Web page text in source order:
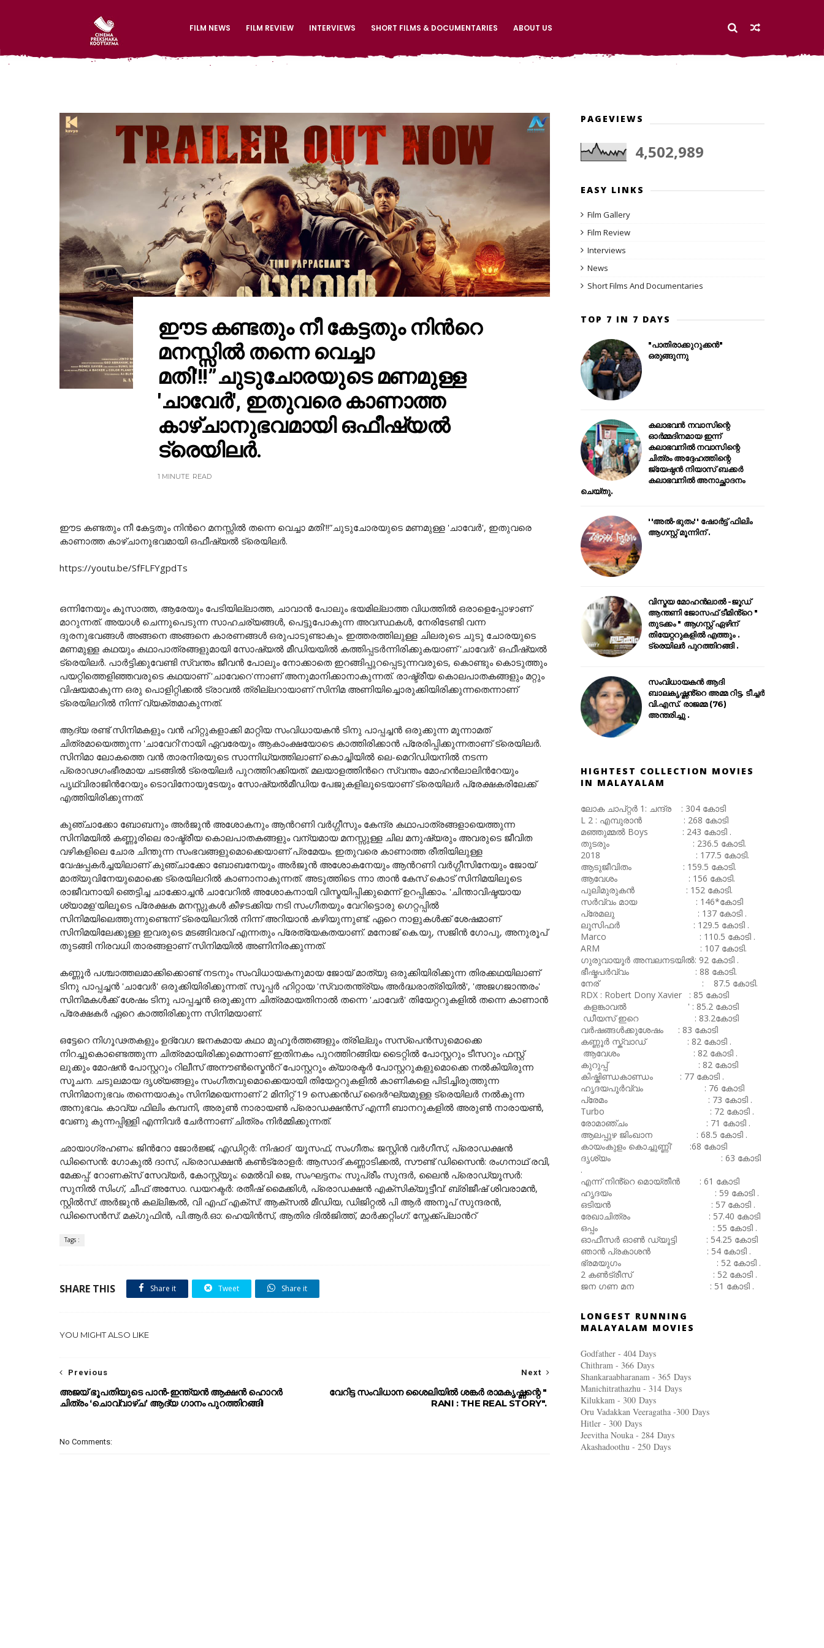
FILM NEWS FILM REVIEW INTERVIEWS SHORT FILMS & DOCUMENTARIES ABOUT US
ഈട കണ്ടതും നീ കേട്ടതും നിന്‍റെ
മനസ്സിൽ തന്നെ വെച്ചാ
മതി'!!”ചുടുചോരയുടെ മണമുള്ള
'ചാവേർ', ഇതുവരെ കാണാത്ത
കാഴ്ചാനുഭവമായി ഒഫീഷ്യൽ
ട്രെയിലർ.
1 MINUTE READ
ഈട കണ്ടതും നീ കേട്ടതും നിന്‍റെ മനസ്സിൽ തന്നെ വെച്ചാ മതി'!!”ചുടുചോരയുടെ മണമുള്ള 'ചാവേർ', ഇതുവരെ
കാണാത്ത കാഴ്ചാനുഭവമായി ഒഫീഷ്യൽ ട്രെയിലർ.
https://youtu.be/SfFLFYgpdTs
ഒന്നിനേയും കൂസാത്ത, ആരേയും പേടിയില്ലാത്ത, ചാവാൻ പോലും ഭയമില്ലാത്ത വിധത്തിൽ ഒരാളെപ്പോഴാണ്
മാറുന്നത്. അയാൾ ചെന്നുപെടുന്ന സാഹചര്യങ്ങള്‍, പെട്ടുപോകുന്ന അവസ്ഥകള്‍, നേരിടേണ്ടി വന്ന
ദുരനുഭവങ്ങള്‍ അങ്ങനെ അങ്ങനെ കാരണങ്ങള്‍ ഒരുപാടുണ്ടാകും. ഇത്തരത്തിലുള്ള ചിലരുടെ ചുടു ചോരയുടെ
മണമുള്ള കഥയും കഥാപാത്രങ്ങളുമായി സോഷ്യൽ മീഡിയയിൽ കത്തിപ്പടർന്നിരിക്കുകയാണ് 'ചാവേർ' ഒഫീഷ്യൽ
ട്രെയിലർ. പാർട്ടിക്കുവേണ്ടി സ്വന്തം ജീവൻ പോലും നോക്കാതെ ഇറങ്ങിപ്പുറപ്പെടുന്നവരുടെ, കൊണ്ടും കൊടുത്തും
പയറ്റിത്തെളിഞ്ഞവരുടെ കഥയാണ് 'ചാവേറെ'ന്നാണ് അനുമാനിക്കാനാകുന്നത്. രാഷ്ട്രീയ കൊലപാതകങ്ങളും മറ്റും
വിഷയമാകുന്ന ഒരു പൊളിറ്റിക്കൽ ട്രാവൽ ത്രില്ലറായാണ് സിനിമ അണിയിച്ചൊരുക്കിയിരിക്കുന്നതെന്നാണ്
ട്രെയിലറിൽ നിന്ന് വ്യക്തമാകുന്നത്.
ആദ്യ രണ്ട് സിനിമകളും വൻ ഹിറ്റുകളാക്കി മാറ്റിയ സംവിധായകൻ ടിനു പാപ്പച്ചൻ ഒരുക്കുന്ന മൂന്നാമത്
ചിത്രമായെത്തുന്ന 'ചാവേറി'നായി ഏവരേയും ആകാംക്ഷയോടെ കാത്തിരിക്കാൻ പ്രേരിപ്പിക്കുന്നതാണ് ട്രെയിലർ.
സിനിമാ ലോകത്തെ വൻ താരനിരയുടെ സാന്നിധ്യത്തിലാണ് കൊച്ചിയിൽ ലെ-മെറിഡിയനിൽ നടന്ന
പ്രൊഢഗംഭീരമായ ചടങ്ങിൽ ട്രെയിലർ പുറത്തിറക്കിയത്. മലയാളത്തിന്‍റെ സ്വന്തം മോഹൻലാലിന്‍റേയും
പൃഥ്വിരാജിന്‍റേയും ടൊവിനോയുടേയും സോഷ്യൽമീഡിയ പേജുകളിലൂടെയാണ് ട്രെയിലർ പ്രേക്ഷകരിലേക്ക്
എത്തിയിരിക്കുന്നത്.
കുഞ്ചാക്കോ ബോബനും അർജുൻ അശോകനും ആന്‍റണി വ‍ർഗ്ഗീസും കേന്ദ്ര കഥാപാത്രങ്ങളായെത്തുന്ന
സിനിമയിൽ കണ്ണൂരിലെ രാഷ്ട്രീയ കൊലപാതകങ്ങളും വന്യമായ മനസ്സുള്ള ചില മനുഷ്യരും അവരുടെ ജീവിത
വഴികളിലെ ചോര ചിന്തുന്ന സംഭവങ്ങളുമൊക്കെയാണ് പ്രമേയം. ഇതുവരെ കാണാത്ത രീതിയിലുള്ള
വേഷപ്പകർച്ചയിലാണ് കുഞ്ചാക്കോ ബോബനേയും അർജുൻ അശോകനേയും ആന്‍റണി വർഗ്ഗീസിനേയും ജോയ്
മാത്യുവിനേയുമൊക്കെ ട്രെയിലറിൽ കാണാനാകുന്നത്. അടുത്തിടെ ന്നാ താൻ കേസ് കൊട് സിനിമയിലൂടെ
രാജീവനായി ഞെട്ടിച്ച ചാക്കോച്ചൻ ചാവേറിൽ അശോകനായി വിസ്മയിപ്പിക്കുമെന്ന് ഉറപ്പിക്കാം. 'ചിന്താവിഷ്ടയായ
ശ്യാമള'യിലൂടെ പ്രേക്ഷക മനസ്സുകള്‍ കീഴടക്കിയ നടി സംഗീതയും വേറിട്ടൊരു ഗെറ്റപ്പിൽ
സിനിമയിലെത്തുന്നുണ്ടെന്ന് ട്രെയിലറിൽ നിന്ന് അറിയാൻ കഴിയുന്നുണ്ട്. ഏറെ നാളുകള്‍ക്ക് ശേഷമാണ്
സിനിമയിലേക്കുള്ള ഇവരുടെ മടങ്ങിവരവ് എന്നതും പ്രേത്യേകതയാണ്. മനോജ് കെ.യു, സജിൻ ഗോപു, അനുരൂപ്
തുടങ്ങി നിരവധി താരങ്ങളാണ് സിനിമയിൽ അണിനിരക്കുന്നത്.
കണ്ണൂര്‍ പശ്ചാത്തലമാക്കിക്കൊണ്ട് നടനും സംവിധായകനുമായ ജോയ് മാത്യു ഒരുക്കിയിരിക്കുന്ന തിരക്കഥയിലാണ്
ടിനു പാപ്പച്ചൻ 'ചാവേർ' ഒരുക്കിയിരിക്കുന്നത്. സൂപ്പർ ഹിറ്റായ 'സ്വാതന്ത്ര്യം അര്‍ദ്ധരാത്രിയിൽ', 'അജഗജാന്തരം'
സിനിമകൾക്ക് ശേഷം ടിനു പാപ്പച്ചൻ ഒരുക്കുന്ന ചിത്രമായതിനാൽ തന്നെ 'ചാവേർ' തിയേറ്ററുകളിൽ തന്നെ കാണാൻ
പ്രേക്ഷകർ ഏറെ കാത്തിരിക്കുന്ന സിനിമയാണ്.
ഒട്ടേറെ നിഗൂഢതകളും ഉദ്വേഗ ജനകമായ കഥാ മുഹൂർത്തങ്ങളും ത്രില്ലും സസ്പെൻസുമൊക്കെ
നിറച്ചുകൊണ്ടെത്തുന്ന ചിത്രമായിരിക്കുമെന്നാണ് ഇതിനകം പുറത്തിറങ്ങിയ ടൈറ്റിൽ പോസ്റ്ററും ടീസറും ഫസ്റ്റ്‍
ലുക്കും മോഷൻ പോസ്റ്ററും റിലീസ് അനൗൺസ്മെന്‍റ് പോസ്റ്ററും ക്യാരക്ടര്‍ പോസ്റ്ററുകളുമൊക്കെ നൽകിയിരുന്ന
സൂചന. ചടുലമായ ദൃശ്യങ്ങളും സംഗീതവുമൊക്കെയായി തിയേറ്ററുകളിൽ കാണികളെ പിടിച്ചിരുത്തുന്ന
സിനിമാനുഭവം തന്നെയാകും സിനിമയെന്നാണ് 2 മിനിറ്റ് 19 സെക്കൻഡ് ദൈർഘ്യമുള്ള ട്രെയിലർ നൽകുന്ന
അനുഭവം. കാവ്യ ഫിലിം കമ്പനി, അരുൺ നാരായൺ പ്രൊഡക്ഷൻസ് എന്നീ ബാനറുകളിൽ അരുൺ നാരായൺ,
വേണു കുന്നപ്പിള്ളി എന്നിവർ ചേർന്നാണ് ചിത്രം നിർമ്മിക്കുന്നത്.
ഛായാഗ്രഹണം: ജിന്‍റോ ജോർജ്ജ്, എഡിറ്റർ: നിഷാദ് യൂസഫ്, സംഗീതം: ജസ്റ്റിൻ വർഗീസ്, പ്രൊഡക്ഷൻ
ഡിസൈൻ: ഗോകുൽ ദാസ്, പ്രൊഡക്ഷൻ കൺട്രോളർ: ആസാദ് കണ്ണാടിക്കൽ, സൗണ്ട് ഡിസൈൻ: രംഗനാഥ് രവി,
മേക്കപ്പ്: റോണക്സ് സേവ്യർ, കോസ്റ്റ്യൂം: മെൽവി ജെ, സംഘട്ടനം: സുപ്രീം സുന്ദർ, ലൈൻ പ്രൊഡ്യൂസർ:
സുനിൽ സിംഗ്, ചീഫ് അസോ. ഡയറക്ടർ: രതീഷ് മൈക്കിൾ, പ്രൊഡക്ഷൻ എക്സിക്യുട്ടീവ്: ബ്രിജീഷ്‌ ശിവരാമൻ,
സ്റ്റിൽസ്: അർജുൻ കല്ലിങ്കൽ, വി എഫ് എക്സ്: ആക്സൽ മീഡിയ, ഡിജിറ്റൽ പി ആർ അനൂപ് സുന്ദരൻ,
ഡിസൈൻസ്‌: മക്ഗുഫിൻ, പി.ആർ.ഓ: ഹെയിൻസ്, ആതിര ദിൽജിത്ത്, മാർക്കറ്റിംഗ്: സ്നേക്ക്പ്ലാന്‍റ്
Tags :
SHARE THIS Share it Tweet Share it
YOU MIGHT ALSO LIKE
Next
വേറിട്ട സംവിധാന ശൈലിയിൽ ശങ്കർ രാമകൃഷ്ണന്റെ "
RANI : THE REAL STORY".
Previous
അജയ് ഭൂപതിയുടെ പാൻ-ഇന്ത്യൻ ആക്ഷൻ ഹൊറർ
ചിത്രം ‘ചൊവ്വാഴ്ച’ ആദ്യ ഗാനം പുറത്തിറങ്ങി!
No Comments:
PAGEVIEWS
4,502,989
EASY LINKS
Film Gallery
Film Review
Interviews
News
Short Films And Documentaries
TOP 7 IN 7 DAYS
"പാതിരാക്കുറുക്കൻ"
ഒരുങ്ങുന്നു
കലാഭവൻ നവാസിന്റെ
ഓർമ്മദിനമായ ഇന്ന്
കലാഭവനിൽ നവാസിന്റെ
ചിത്രം അദ്ദേഹത്തിന്റെ
ജ്യേഷ്ഠൻ നിയാസ് ബക്കർ
കലാഭവനിൽ അനാച്ഛാദനം
ചെയ്തു.
''അൽ-ഭുതം'' ഷോർട്ട് ഫിലിം
ആഗസ്റ്റ് മൂന്നിന് .
വിസ്മയ മോഹൻലാൽ -ജൂഡ്
ആന്തണി ജോസഫ് ടീമിൻ്റെ "
തുടക്കം " ആഗസ്റ്റ് ഏഴിന്
തിയേറ്ററുകളിൽ എത്തും .
ട്രെയിലർ പുറത്തിറങ്ങി .
സംവിധായകൻ ആദി
ബാലകൃഷ്ണൻ്റെ അമ്മ റിട്ട. ടീച്ചർ
വി.എസ്. രാജമ്മ (76)
അന്തരിച്ചു .
HIGHTEST COLLECTION MOVIES
IN MALAYALAM
ലോക ചാപ്റ്റർ 1: ചന്ദ്ര : 304 കോടി
L 2 : എമ്പുരാൻ : 268 കോടി
മഞ്ഞുമ്മൽ Boys : 243 കോടി .
തുടരും : 236.5 കോടി.
2018 : 177.5 കോടി.
ആടുജീവിതം : 159.5 കോടി.
ആവേശം : 156 കോടി.
പുലിമുരുകൻ : 152 കോടി.
സർവ്വം മായ : 146*കോടി
പ്രേമലു : 137 കോടി .
ലൂസിഫർ : 129.5 കോടി .
Marco : 110.5 കോടി .
ARM : 107 കോടി.
ഗുരുവായൂർ അമ്പലനടയിൽ: 92 കോടി .
ഭീഷ്മപർവ്വം : 88 കോടി.
നേര് : 87.5 കോടി.
RDX : Robert Dony Xavier : 85 കോടി
കളങ്കാവൽ ' : 85.2 കോടി
ഡീയസ് ഇറെ : 83.2കോടി
വർഷങ്ങൾക്കുശേഷം : 83 കോടി
കണ്ണൂർ സ്ക്വാഡ് : 82 കോടി .
ആവേശം : 82 കോടി .
കുറുപ്പ് : 82 കോടി
കിഷ്കിണ്ഡകാണ്ഡം : 77 കോടി .
ഹൃദയപൂർവ്വം : 76 കോടി
പ്രേമം : 73 കോടി .
Turbo : 72 കോടി .
രോമാഞ്ചം : 71 കോടി .
ആലപ്പുഴ ജിംഖാന : 68.5 കോടി .
കായംകുളം കൊച്ചുണ്ണി' :68 കോടി
ദൃശ്യം : 63 കോടി
.
എന്ന് നിൻ്റെ മൊയ്തീൻ : 61 കോടി
ഹൃദയം : 59 കോടി .
ഒടിയൻ : 57 കോടി .
രേഖാചിത്രം : 57.40 കോടി
ഒപ്പം : 55 കോടി .
ഓഫീസർ ഓൺ ഡ്യൂട്ടി : 54.25 കോടി
ഞാൻ പ്രകാശൻ : 54 കോടി .
ഭ്രമയുഗം : 52 കോടി .
2 കൺട്രീസ് : 52 കോടി .
ജന ഗണ മന : 51 കോടി .
LONGEST RUNNING
MALAYALAM MOVIES
Godfather - 404 Days
Chithram - 366 Days
Shankaraabharanam - 365 Days
Manichitrathazhu - 314 Days
Kilukkam - 300 Days
Oru Vadakkan Veeragatha -300 Days
Hitler - 300 Days
Jeevitha Nouka - 284 Days
Akashadoothu - 250 Days